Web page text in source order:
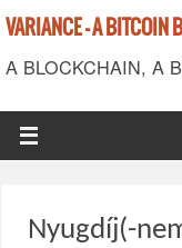
VARIANCE - A BITCOIN
A BLOCKCHAIN, A
Nyugdíj(-